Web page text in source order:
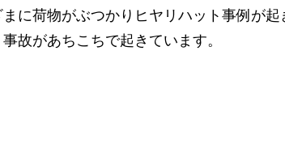
に荷物がぶつかりヒヤリハット事例が起
故があちこちで起きています。